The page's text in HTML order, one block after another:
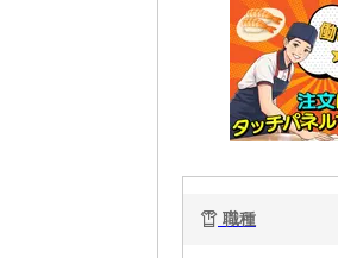
職種